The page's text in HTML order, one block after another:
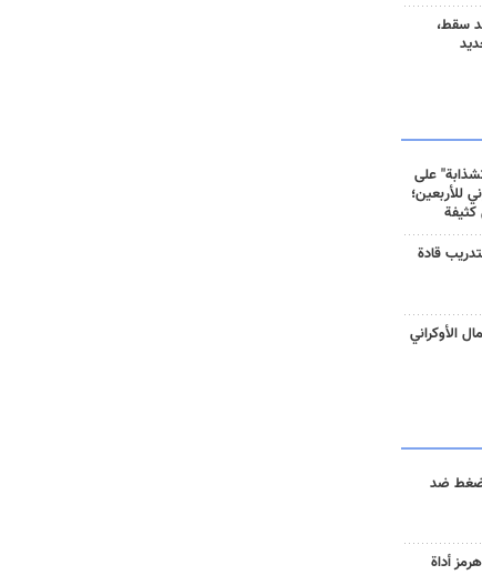
سقط،
على
للأربعين؛
كثيفة
قادة
الأوكراني
ضد
أداة